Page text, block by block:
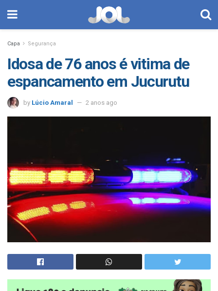
Capa Segurança
Idosa de 76 anos é vitima de
espancamento em Jucurutu
by Lúcio Amaral 2 anos ago